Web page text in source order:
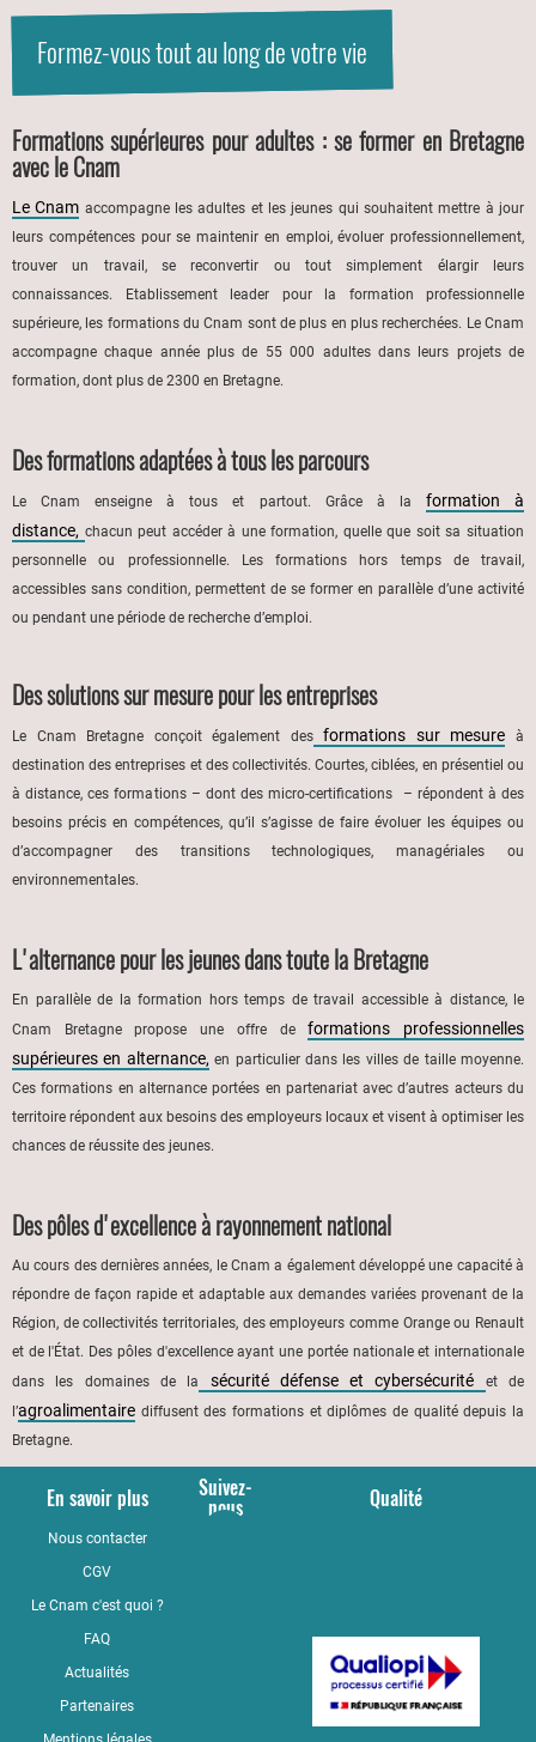
Formez-vous tout au long de votre vie
Formations supérieures pour adultes : se former en Bretagne
avec le Cnam
Le Cnam accompagne les adultes et les jeunes qui souhaitent mettre à jour
leurs compétences pour se maintenir en emploi, évoluer professionnellement,
trouver un travail, se reconvertir ou tout simplement élargir leurs
connaissances. Etablissement leader pour la formation professionnelle
supérieure, les formations du Cnam sont de plus en plus recherchées. Le Cnam
accompagne chaque année plus de 55 000 adultes dans leurs projets de
formation, dont plus de 2300 en Bretagne.
Des formations adaptées à tous les parcours
Le Cnam enseigne à tous et partout. Grâce à la formation à
distance, chacun peut accéder à une formation, quelle que soit sa situation
personnelle ou professionnelle. Les formations hors temps de travail,
accessibles sans condition, permettent de se former en parallèle d’une activité
ou pendant une période de recherche d’emploi.
Des solutions sur mesure pour les entreprises
Le Cnam Bretagne conçoit également desformations sur mesure à
destination des entreprises et des collectivités. Courtes, ciblées, en présentiel ou
à distance, ces formations – dont des micro-certifications – répondent à des
besoins précis en compétences, qu’il s’agisse de faire évoluer les équipes ou
d’accompagner des transitions technologiques, managériales ou
environnementales.
L'alternance pour les jeunes dans toute la Bretagne
En parallèle de la formation hors temps de travail accessible à distance, le
Cnam Bretagne propose une offre deformations professionnelles
supérieures en alternance, en particulier dans les villes de taille moyenne.
Ces formations en alternance portées en partenariat avec d’autres acteurs du
territoire répondent aux besoins des employeurs locaux et visent à optimiser les
chances de réussite des jeunes.
Des pôles d'excellence à rayonnement national
Au cours des dernières années, le Cnam a également développé une capacité à
répondre de façon rapide et adaptable aux demandes variées provenant de la
Région, de collectivités territoriales, des employeurs comme Orange ou Renault
et de l'État. Des pôles d'excellence ayant une portée nationale et internationale
dans les domaines de la
sécurité défense et cybersécurité et de
l’agroalimentaire diffusent des formations et diplômes de qualité depuis la
Bretagne.
En savoir plus
Nous contacter
CGV
Le Cnam c'est quoi ?
FAQ
Actualités
Partenaires
Suivez-
nous
Facebook
Qualité